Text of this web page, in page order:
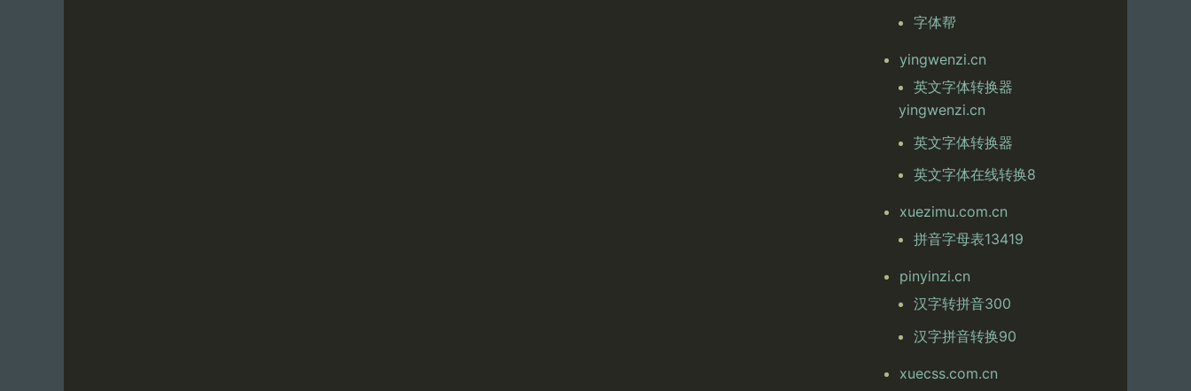
字体帮
yingwenzi.cn
英文字体转换器
yingwenzi.cn
英文字体转换器
英文字体在线转换8
xuezimu.com.cn
拼音字母表13419
pinyinzi.cn
汉字转拼音300
汉字拼音转换90
xuecss.com.cn